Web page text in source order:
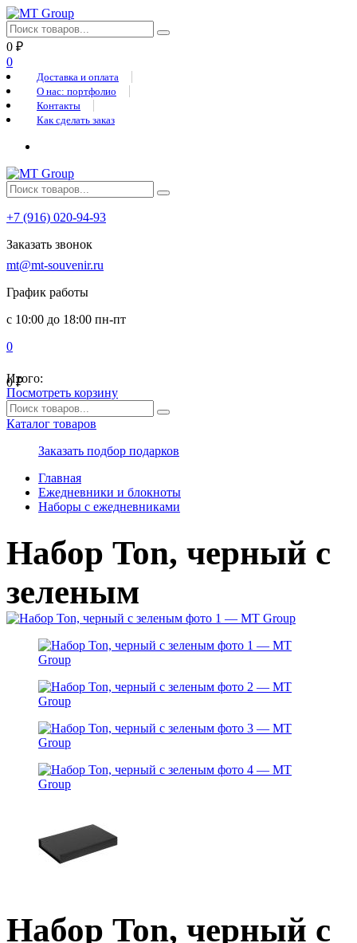
0 ₽
0
Доставка и оплата
О нас: портфолио
Контакты
Как сделать заказ
+7 (916) 020-94-93
Заказать звонок
mt@mt-souvenir.ru
График работы
с 10:00 до 18:00 пн-пт
0
0₽
Итого:
Посмотреть корзину
Каталог товаров
Заказать подбор подарков
Главная
Ежедневники и блокноты
Наборы с ежедневниками
Набор Ton, черный с
зеленым
Набор Ton, черный с